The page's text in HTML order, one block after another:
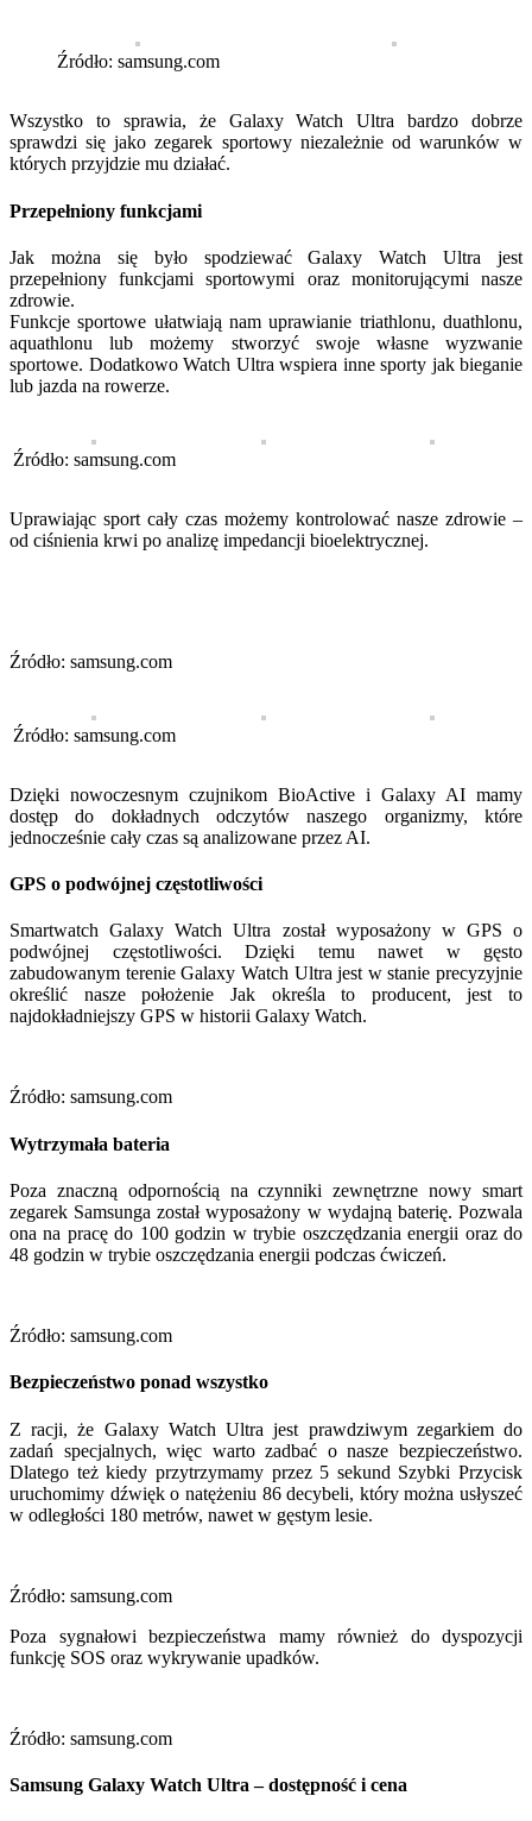
Źródło: samsung.com
Wszystko to sprawia, że Galaxy Watch Ultra bardzo dobrze
sprawdzi się jako zegarek sportowy niezależnie od warunków w
których przyjdzie mu działać.
Przepełniony funkcjami
Jak można się było spodziewać Galaxy Watch Ultra jest
przepełniony funkcjami sportowymi oraz monitorującymi nasze
zdrowie.
Funkcje sportowe ułatwiają nam uprawianie triathlonu, duathlonu,
aquathlonu lub możemy stworzyć swoje własne wyzwanie
sportowe. Dodatkowo Watch Ultra wspiera inne sporty jak bieganie
lub jazda na rowerze.
Źródło: samsung.com
Uprawiając sport cały czas możemy kontrolować nasze zdrowie –
od ciśnienia krwi po analizę impedancji bioelektrycznej.
Źródło: samsung.com
Źródło: samsung.com
Dzięki nowoczesnym czujnikom BioActive i Galaxy AI mamy
dostęp do dokładnych odczytów naszego organizmy, które
jednocześnie cały czas są analizowane przez AI.
GPS o podwójnej częstotliwości
Smartwatch Galaxy Watch Ultra został wyposażony w GPS o
podwójnej częstotliwości. Dzięki temu nawet w gęsto
zabudowanym terenie Galaxy Watch Ultra jest w stanie precyzyjnie
określić nasze położenie Jak określa to producent, jest to
najdokładniejszy GPS w historii Galaxy Watch.
Źródło: samsung.com
Wytrzymała bateria
Poza znaczną odpornością na czynniki zewnętrzne nowy smart
zegarek Samsunga został wyposażony w wydajną baterię. Pozwala
ona na pracę do 100 godzin w trybie oszczędzania energii oraz do
48 godzin w trybie oszczędzania energii podczas ćwiczeń.
Źródło: samsung.com
Bezpieczeństwo ponad wszystko
Z racji, że Galaxy Watch Ultra jest prawdziwym zegarkiem do
zadań specjalnych, więc warto zadbać o nasze bezpieczeństwo.
Dlatego też kiedy przytrzymamy przez 5 sekund Szybki Przycisk
uruchomimy dźwięk o natężeniu 86 decybeli, który można usłyszeć
w odległości 180 metrów, nawet w gęstym lesie.
Źródło: samsung.com
Poza sygnałowi bezpieczeństwa mamy również do dyspozycji
funkcję SOS oraz wykrywanie upadków.
Źródło: samsung.com
Samsung Galaxy Watch Ultra – dostępność i cena